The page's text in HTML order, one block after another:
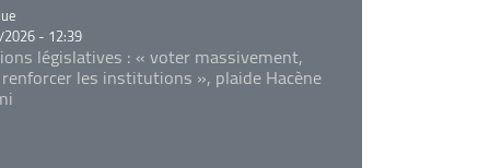
- 12:39
législatives : « voter massivement,
les institutions », plaide Hacène